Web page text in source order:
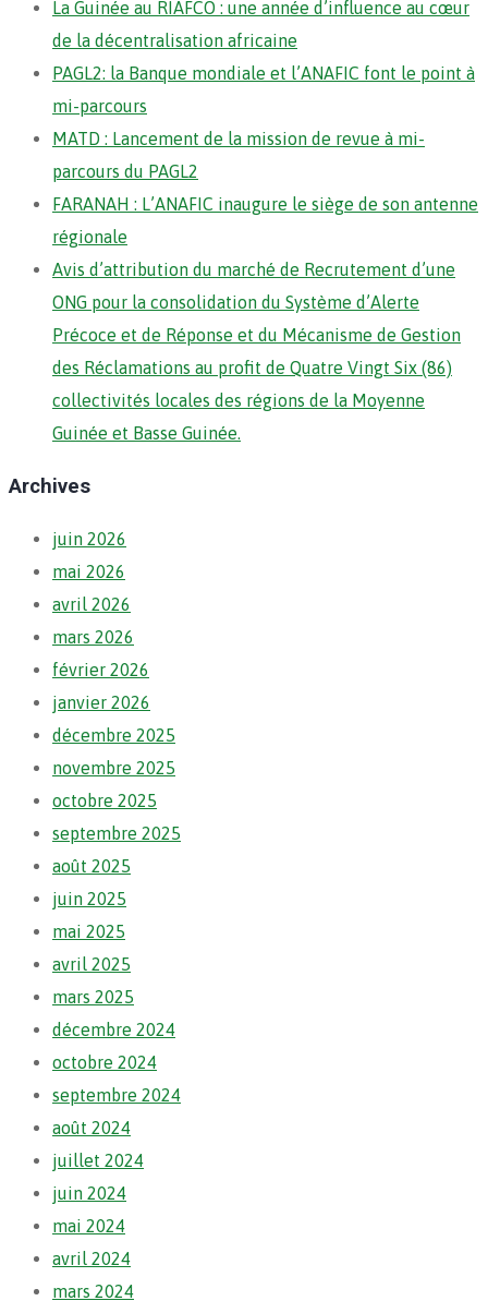
La Guinée au RIAFCO : une année d’influence au cœur
de la décentralisation africaine
PAGL2: la Banque mondiale et l’ANAFIC font le point à
mi-parcours
MATD : Lancement de la mission de revue à mi-
parcours du PAGL2
FARANAH : L’ANAFIC inaugure le siège de son antenne
régionale
Avis d’attribution du marché de Recrutement d’une
ONG pour la consolidation du Système d’Alerte
Précoce et de Réponse et du Mécanisme de Gestion
des Réclamations au profit de Quatre Vingt Six (86)
collectivités locales des régions de la Moyenne
Guinée et Basse Guinée.
Archives
juin 2026
mai 2026
avril 2026
mars 2026
février 2026
janvier 2026
décembre 2025
novembre 2025
octobre 2025
septembre 2025
août 2025
juin 2025
mai 2025
avril 2025
mars 2025
décembre 2024
octobre 2024
septembre 2024
août 2024
juillet 2024
juin 2024
mai 2024
avril 2024
mars 2024